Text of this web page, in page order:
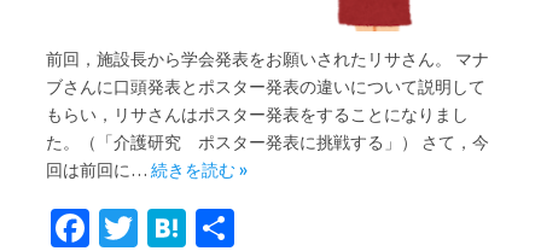
前回，施設長から学会発表をお願いされたリサさん。 マナ
ブさんに口頭発表とポスター発表の違いについて説明して
もらい，リサさんはポスター発表をすることになりまし
た。（「介護研究 ポスター発表に挑戦する」） さて，今
回は前回に… 続きを読む »
Fa
T
H